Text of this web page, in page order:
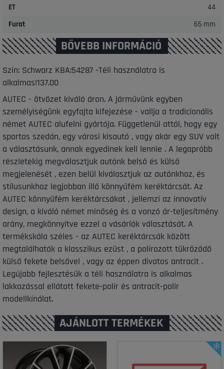
ET
44
Furat
65 mm
BŐVEBB INFORMÁCIÓ
Szín: Schwarz KBA:54287 -Téli használatra is
alkalmas!137.00
AUTEC - ötvözet kiváló áron. A járművünk egyben
személyiségünk egyfajta kifejezése - vallja a tradicionális
német AUTEC alufelni gyártója. Függetlenül attól, hogy egy
sportos szedán, egy városi kisautó , vagy akár egy SUV volt
a választásunk, annak egyedinek kell lennie . A legapróbb
részletekig megválasztjuk autónk belső és külső
megjelenését , ezen belül kiválasztjuk az autónkhoz, és
stílusunkhoz legjobban illő könnyűfém keréktárcsát. Az
AUTEC könnyűfém keréktárcsákat , jellemzi az innovatív
design, a kiváló német minőség és a vonzó ár-teljesítmény
arány, megkönnyítve ezzel a vásárlók választását. A
termékskála széles - az AUTEC keréktárcsák között
megtalálhatók a klasszikus ezüst , a polírozott tükröződő
külső fekete belsővel , vagy az éppen divatos antracit .
Legújabb fejlesztésük a téli használatra is alkalmas
lakkozással ellátott fekete-polír és antracit-polír
modellkínálat.
AJÁNLOTT TERMÉKEK